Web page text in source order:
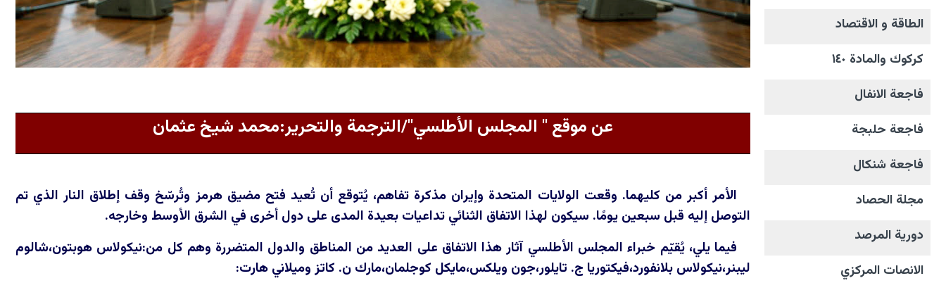
الطاقة و الاقتصاد
كركوك والمادة ١٤٠
فاجعة الانفال
فاجعة حلبجة
فاجعة شنكال
مجلة الحصاد
دورية المرصد
الانصات المرکزي
عن موقع " المجلس الأطلسي"/الترجمة والتحرير:محمد شيخ عثمان
الأمر أكبر من كليهما. وقعت الولايات المتحدة وإيران مذكرة تفاهم، يُتوقع أن تُعيد فتح مضيق هرمز وتُرسّخ وقف إطلاق النار الذي تم
التوصل إليه قبل سبعين يومًا. سيكون لهذا الاتفاق الثنائي تداعيات بعيدة المدى على دول أخرى في الشرق الأوسط وخارجه.
فيما يلي، يُقيّم خبراء المجلس الأطلسي آثار هذا الاتفاق على العديد من المناطق والدول المتضررة وهم كل من:نيكولاس هوبتون،شالوم
ليبنر،نيكولاس بلانفورد،فيكتوريا ج. تايلور،جون ويلكس،مايكل كوجلمان،مارك ن. كاتز وميلاني هارت: